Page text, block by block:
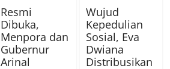
Resmi
Dibuka,
Menpora dan
Gubernur
Arinal
Wujud
Kepedulian
Sosial, Eva
Dwiana
Distribusikan